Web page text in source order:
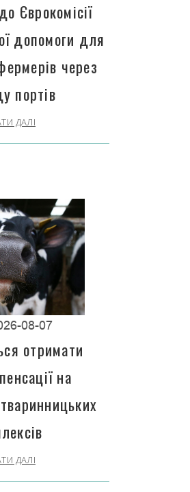
Єврокомісії
допомоги для
через
портів
ДАЛІ
08-07
отримати
на
ДАЛІ